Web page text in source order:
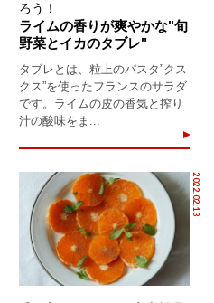
ろう！
ライムの香りが爽やかな"旬
野菜とイカのタブレ"
タブレとは、粒上のパスタ”クス
クス”を使ったフランスのサラダ
です。ライムの皮の香気と搾り
汁の酸味をま...
2022.02.13